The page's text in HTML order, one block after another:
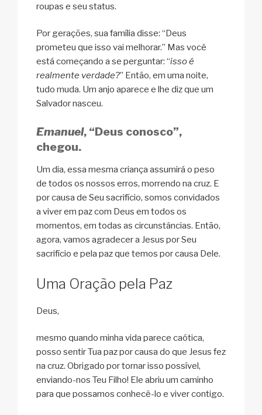
roupas e seu status.
Por gerações, sua família disse: “Deus
prometeu que isso vai melhorar.” Mas você
está começando a se perguntar: “isso é
realmente verdade?” Então, em uma noite,
tudo muda. Um anjo aparece e lhe diz que um
Salvador nasceu.
Emanuel, “Deus conosco”,
chegou.
Um dia, essa mesma criança assumirá o peso
de todos os nossos erros, morrendo na cruz. E
por causa de Seu sacrifício, somos convidados
a viver em paz com Deus em todos os
momentos, em todas as circunstâncias. Então,
agora, vamos agradecer a Jesus por Seu
sacrifício e pela paz que temos por causa Dele.
Uma Oração pela Paz
Deus,
mesmo quando minha vida parece caótica,
posso sentir Tua paz por causa do que Jesus fez
na cruz. Obrigado por tornar isso possível,
enviando-nos Teu Filho! Ele abriu um caminho
para que possamos conhecê-lo e viver contigo.